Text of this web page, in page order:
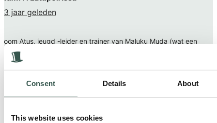
Consent Details About
This website uses cookies
3 jaar geleden
oom Atus, jeugd -leider en trainer van Maluku Muda (wat een
mooie tijd was dat) is er niet meer.. Gecondoleerd en heel veel
sterkte voor familie Nahumury en met name voor Reza en Cristy
Jordi koopmans